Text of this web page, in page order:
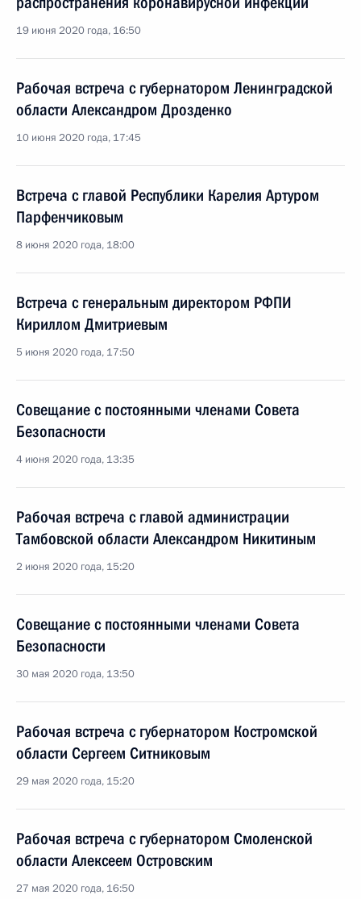
19 июня 2020 года, 16:50
Рабочая встреча с губернатором Ленинградской
области Александром Дрозденко
10 июня 2020 года, 17:45
Встреча с главой Республики Карелия Артуром
Парфенчиковым
8 июня 2020 года, 18:00
Встреча с генеральным директором РФПИ
Кириллом Дмитриевым
5 июня 2020 года, 17:50
Совещание с постоянными членами Совета
Безопасности
4 июня 2020 года, 13:35
Рабочая встреча с главой администрации
Тамбовской области Александром Никитиным
2 июня 2020 года, 15:20
Совещание с постоянными членами Совета
Безопасности
30 мая 2020 года, 13:50
Рабочая встреча с губернатором Костромской
области Сергеем Ситниковым
29 мая 2020 года, 15:20
Рабочая встреча с губернатором Смоленской
области Алексеем Островским
27 мая 2020 года, 16:50